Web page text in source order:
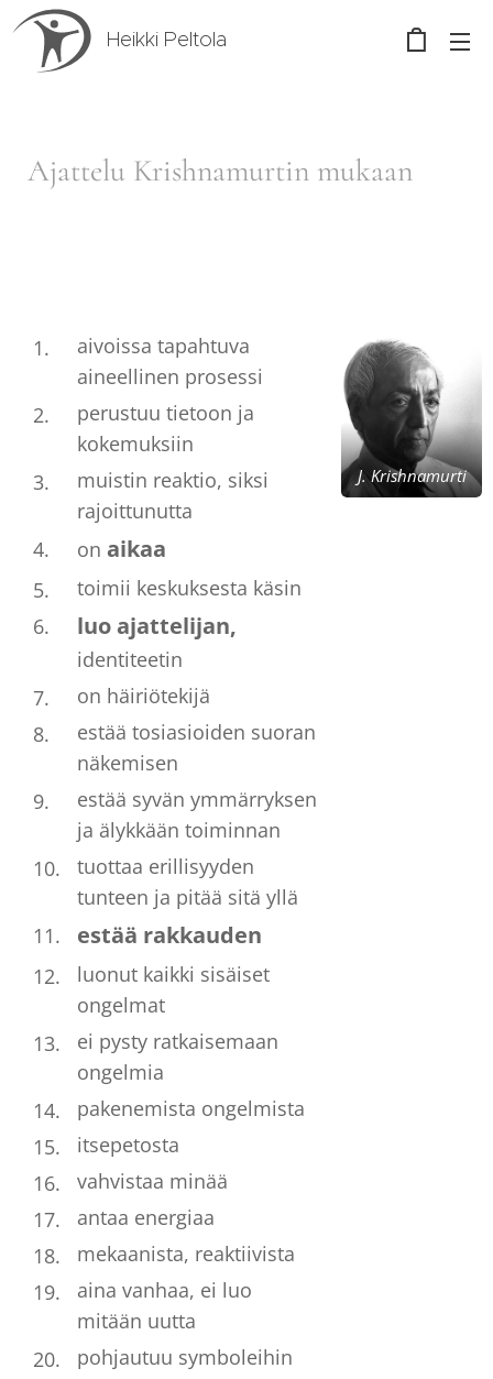
Heikki Peltola
Ajattelu Krishnamurtin mukaan
J. Krishnamurti
aivoissa tapahtuva
aineellinen prosessi
perustuu tietoon ja
kokemuksiin
muistin reaktio, siksi
rajoittunutta
on aikaa
toimii keskuksesta käsin
luo ajattelijan,
identiteetin
on häiriötekijä
estää tosiasioiden suoran
näkemisen
estää syvän ymmärryksen
ja älykkään toiminnan
tuottaa erillisyyden
tunteen ja pitää sitä yllä
estää rakkauden
luonut kaikki sisäiset
ongelmat
ei pysty ratkaisemaan
ongelmia
pakenemista ongelmista
itsepetosta
vahvistaa minää
antaa energiaa
mekaanista, reaktiivista
aina vanhaa, ei luo
mitään uutta
pohjautuu symboleihin